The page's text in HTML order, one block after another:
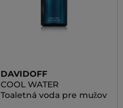
DAVIDOFF
COOL WATER
Toaletná voda pre mužov